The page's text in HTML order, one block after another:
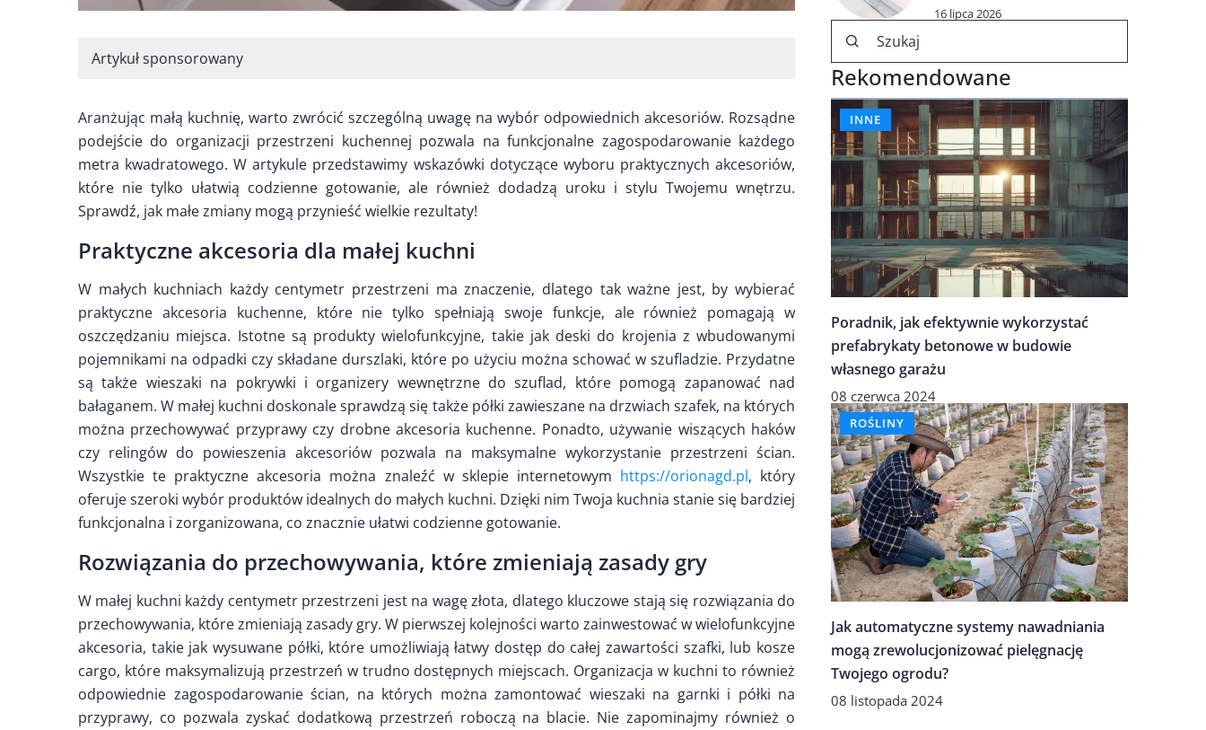
Artykuł sponsorowany
Aranżując małą kuchnię, warto zwrócić szczególną uwagę na wybór odpowiednich akcesoriów. Rozsądne
podejście do organizacji przestrzeni kuchennej pozwala na funkcjonalne zagospodarowanie każdego
metra kwadratowego. W artykule przedstawimy wskazówki dotyczące wyboru praktycznych akcesoriów,
które nie tylko ułatwią codzienne gotowanie, ale również dodadzą uroku i stylu Twojemu wnętrzu.
Sprawdź, jak małe zmiany mogą przynieść wielkie rezultaty!
Praktyczne akcesoria dla małej kuchni
W małych kuchniach każdy centymetr przestrzeni ma znaczenie, dlatego tak ważne jest, by wybierać
praktyczne akcesoria kuchenne, które nie tylko spełniają swoje funkcje, ale również pomagają w
oszczędzaniu miejsca. Istotne są produkty wielofunkcyjne, takie jak deski do krojenia z wbudowanymi
pojemnikami na odpadki czy składane durszlaki, które po użyciu można schować w szufladzie. Przydatne
są także wieszaki na pokrywki i organizery wewnętrzne do szuflad, które pomogą zapanować nad
bałaganem. W małej kuchni doskonale sprawdzą się także półki zawieszane na drzwiach szafek, na których
można przechowywać przyprawy czy drobne akcesoria kuchenne. Ponadto, używanie wiszących haków
czy relingów do powieszenia akcesoriów pozwala na maksymalne wykorzystanie przestrzeni ścian.
Wszystkie te praktyczne akcesoria można znaleźć w sklepie internetowym https://orionagd.pl, który
oferuje szeroki wybór produktów idealnych do małych kuchni. Dzięki nim Twoja kuchnia stanie się bardziej
funkcjonalna i zorganizowana, co znacznie ułatwi codzienne gotowanie.
Rozwiązania do przechowywania, które zmieniają zasady gry
W małej kuchni każdy centymetr przestrzeni jest na wagę złota, dlatego kluczowe stają się rozwiązania do
przechowywania, które zmieniają zasady gry. W pierwszej kolejności warto zainwestować w wielofunkcyjne
akcesoria, takie jak wysuwane półki, które umożliwiają łatwy dostęp do całej zawartości szafki, lub kosze
cargo, które maksymalizują przestrzeń w trudno dostępnych miejscach. Organizacja w kuchni to również
odpowiednie zagospodarowanie ścian, na których można zamontować wieszaki na garnki i półki na
przyprawy, co pozwala zyskać dodatkową przestrzeń roboczą na blacie. Nie zapominajmy również o
16 lipca 2026
Rekomendowane
INNE
Poradnik, jak efektywnie wykorzystać
prefabrykaty betonowe w budowie
własnego garażu
08 czerwca 2024
ROŚLINY
Jak automatyczne systemy nawadniania
mogą zrewolucjonizować pielęgnację
Twojego ogrodu?
08 listopada 2024